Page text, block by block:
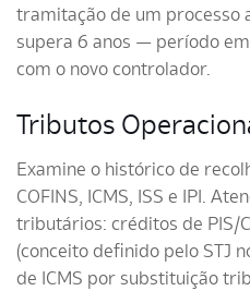
tramitação de um processo
supera 6 anos — período
com o novo controlador.
Tributos
Examine o histórico de
COFINS, ICMS, ISS e IPI.
tributários: créditos de PIS/
(conceito definido pelo STJ
de ICMS por substituição